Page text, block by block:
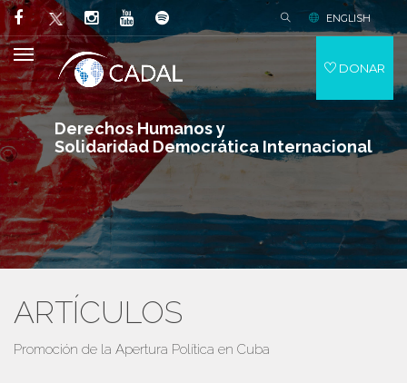
Derechos Humanos y
Solidaridad Democrática Internacional
ENGLISH
DONAR
ARTÍCULOS
Promoción de la Apertura Política en Cuba